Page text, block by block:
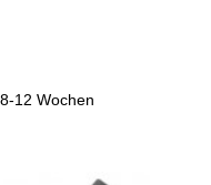
12 Wochen